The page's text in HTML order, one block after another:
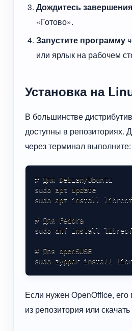
Дождитесь завершения
«Готово».
Запустите программу
или ярлык на рабочем
Установка на
В большинстве
доступны в репозиториях.
через терминал выполните:
# Для Debian/Ubuntu
sudo apt update
sudo apt install
# Для Fedora
sudo dnf install
# Для openSUSE
sudo zypper install
Если нужен OpenOffice, его
из репозитория или скачать